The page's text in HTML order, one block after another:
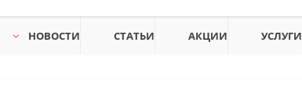
НОВОСТИ СТАТЬИ АКЦИИ УСЛУГИ